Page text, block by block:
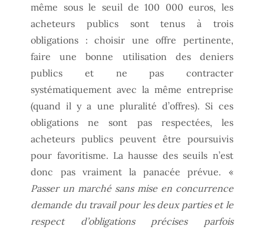
même sous le seuil de 100 000 euros, les
acheteurs publics sont tenus à trois
obligations : choisir une offre pertinente,
faire une bonne utilisation des deniers
publics et ne pas contracter
systématiquement avec la même entreprise
(quand il y a une pluralité d’offres). Si ces
obligations ne sont pas respectées, les
acheteurs publics peuvent être poursuivis
pour favoritisme. La hausse des seuils n’est
donc pas vraiment la panacée prévue. «
Passer un marché sans mise en concurrence
demande du travail pour les deux parties et le
respect d’obligations précises parfois